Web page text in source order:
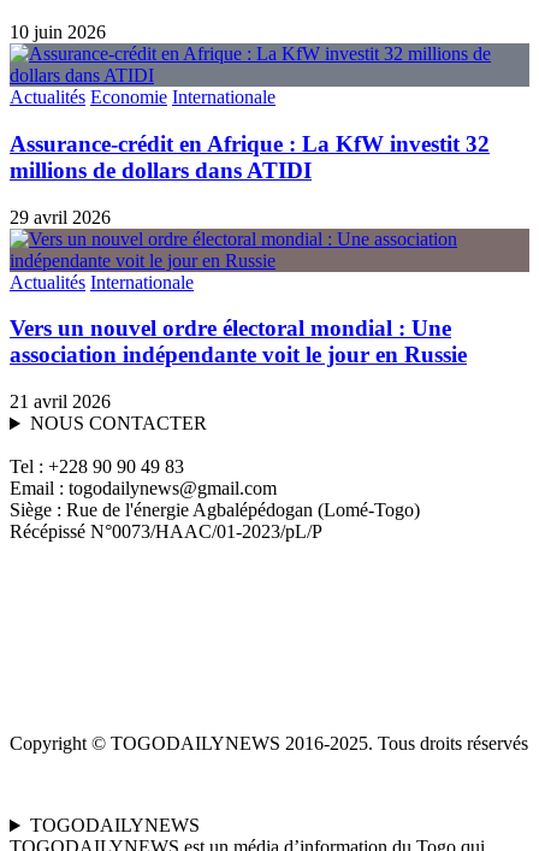
10 juin 2026
Actualités Economie Internationale
Assurance-crédit en Afrique : La KfW investit 32
millions de dollars dans ATIDI
29 avril 2026
Actualités Internationale
Vers un nouvel ordre électoral mondial : Une
association indépendante voit le jour en Russie
21 avril 2026
NOUS CONTACTER
Tel : +228 90 90 49 83
Email : togodailynews@gmail.com
Siège : Rue de l'énergie Agbalépédogan (Lomé-Togo)
Récépissé N°0073/HAAC/01-2023/pL/P
Copyright © TOGODAILYNEWS 2016-2025. Tous droits réservés
TOGODAILYNEWS